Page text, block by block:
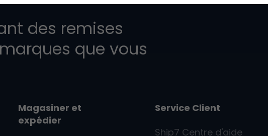
des remises
que vous
Magasiner et
expédier
Service Client
Ship7 Centre d'aide